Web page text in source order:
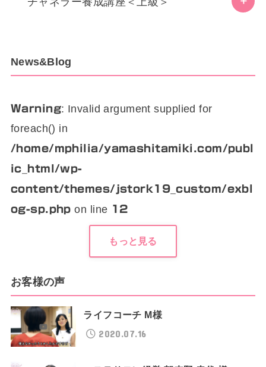
News&Blog
Warning: Invalid argument supplied for
foreach() in
/home/mphilia/yamashitamiki.com/publ
ic_html/wp-
content/themes/jstork19_custom/exbl
og-sp.php on line 12
もっと見る
お客様の声
ライフコーチ M様
2020.07.16